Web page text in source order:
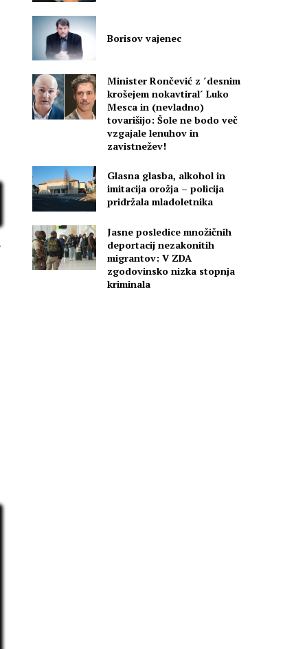
Borisov vajenec
Minister Rončević z ´desnim
krošejem nokavtiral´ Luko
Mesca in (nevladno)
tovarišijo: Šole ne bodo več
vzgajale lenuhov in
zavistnežev!
Glasna glasba, alkohol in
imitacija orožja – policija
pridržala mladoletnika
Jasne posledice množičnih
deportacij nezakonitih
migrantov: V ZDA
zgodovinsko nizka stopnja
kriminala